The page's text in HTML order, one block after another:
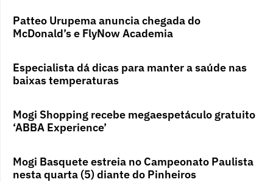
Patteo Urupema anuncia chegada do
McDonald’s e FlyNow Academia
Especialista dá dicas para manter a saúde nas
baixas temperaturas
Mogi Shopping recebe megaespetáculo gratuito
‘ABBA Experience’
Mogi Basquete estreia no Campeonato Paulista
nesta quarta (5) diante do Pinheiros